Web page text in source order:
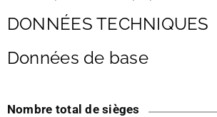
DONNÉES TECHNIQUES
Données de base
Nombre total de sièges